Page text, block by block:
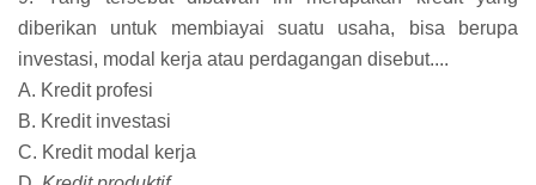
diberikan untuk membiayai suatu usaha, bisa berupa
investasi, modal kerja atau perdagangan disebut....
A. Kredit profesi
B. Kredit investasi
C. Kredit modal kerja